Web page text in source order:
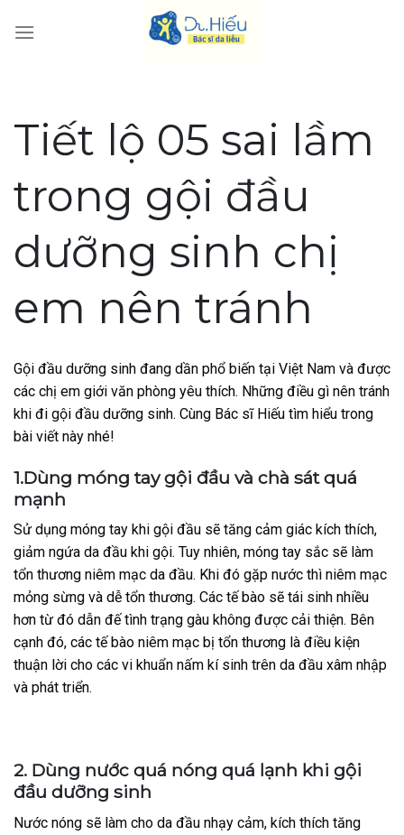
Tiết lộ 05 sai lầm
trong gội đầu
dưỡng sinh chị
em nên tránh
Gội đầu dưỡng sinh đang dần phổ biến tại Việt Nam và được
các chị em giới văn phòng yêu thích. Những điều gì nên tránh
khi đi gội đầu dưỡng sinh. Cùng Bác sĩ Hiếu tìm hiểu trong
bài viết này nhé!
1.Dùng móng tay gội đầu và chà sát quá
mạnh
Sử dụng móng tay khi gội đầu sẽ tăng cảm giác kích thích,
giảm ngứa da đầu khi gội. Tuy nhiên, móng tay sắc sẽ làm
tổn thương niêm mạc da đầu. Khi đó gặp nước thì niêm mạc
mỏng sừng và dễ tổn thương. Các tế bào sẽ tái sinh nhiều
hơn từ đó dẫn đế tình trạng gàu không được cải thiện. Bên
cạnh đó, các tế bào niêm mạc bị tổn thương là điều kiện
thuận lời cho các vi khuẩn nấm kí sinh trên da đầu xâm nhập
và phát triển.
2. Dùng nước quá nóng quá lạnh khi gội
đầu dưỡng sinh
Nước nóng sẽ làm cho da đầu nhạy cảm, kích thích tăng